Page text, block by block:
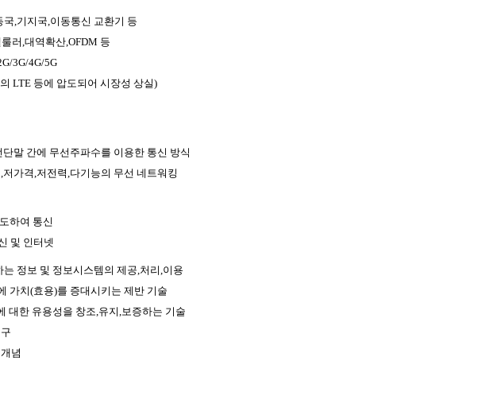
국,기지국,이동통신 교환기 등
러,대역확산,OFDM 등
3G/4G/5G
의 LTE 등에 압도되어 시장성 상실)
말 간에 무선주파수를 이용한 통신 방식
저가격,저전력,다기능의 무선 네트워킹
하여 통신
및 인터넷
정보 및 정보시스템의 제공,처리,이용
가치(효용)를 증대시키는 제반 기술
대한 유용성을 창조,유지,보증하는 기술
념